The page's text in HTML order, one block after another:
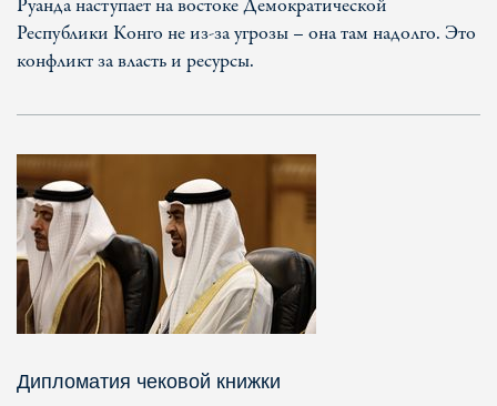
Руанда наступает на востоке Демократической
Республики Конго не из-за угрозы – она там надолго. Это
конфликт за власть и ресурсы.
Дипломатия чековой книжки